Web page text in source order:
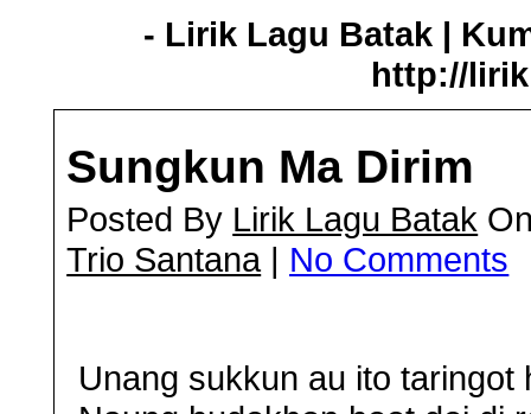
- Lirik Lagu Batak |
http://
Sungkun Ma Dirim
Posted By Lirik Lagu Batak
Trio Santana| No Comments
Unang sukkun au ito taringot